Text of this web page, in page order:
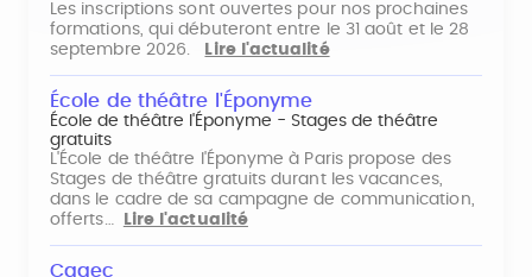
Les inscriptions sont ouvertes pour nos prochaines
formations, qui débuteront entre le 31 août et le 28
septembre 2026.
Lire l'actualité
École de théâtre l'Éponyme
École de théâtre l'Éponyme - Stages de théâtre
gratuits
L'École de théâtre l'Éponyme à Paris propose des
Stages de théâtre gratuits durant les vacances,
dans le cadre de sa campagne de communication,
offerts…
Lire l'actualité
Cagec